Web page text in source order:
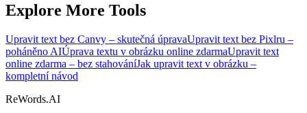
Explore More Tools
Upravit text bez Canvy – skutečná úpravaUpravit text bez Pixlru –
poháněno AIÚprava textu v obrázku online zdarmaUpravit text
online zdarma – bez stahováníJak upravit text v obrázku –
kompletní návod
ReWords.AI